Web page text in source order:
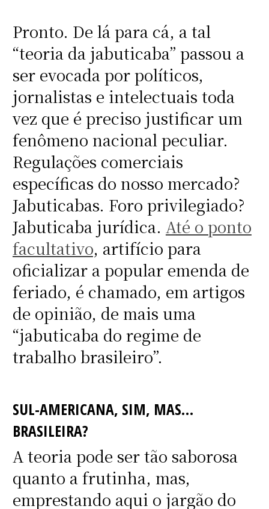
Pronto. De lá para cá, a tal
“teoria da jabuticaba” passou a
ser evocada por políticos,
jornalistas e intelectuais toda
vez que é preciso justificar um
fenômeno nacional peculiar.
Regulações comerciais
específicas do nosso mercado?
Jabuticabas. Foro privilegiado?
Jabuticaba jurídica. Até o ponto
facultativo, artifício para
oficializar a popular emenda de
feriado, é chamado, em artigos
de opinião, de mais uma
“jabuticaba do regime de
trabalho brasileiro”.
SUL-AMERICANA, SIM, MAS…
BRASILEIRA?
A teoria pode ser tão saborosa
quanto a frutinha, mas,
emprestando aqui o jargão do